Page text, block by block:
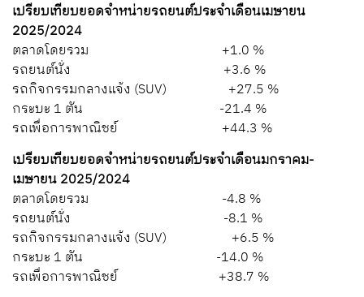
เปรียบเทียบยอดจำหน่ายรถยนต์ประจำเดือนเมษายน
2025/2024
ตลาดโดยรวม +1.0 %
รถยนต์นั่ง +3.6 %
รถกิจกรรมกลางแจ้ง (SUV) +27.5 %
กระบะ 1 ตัน -21.4 %
รถเพื่อการพาณิชย์ +44.3 %
เปรียบเทียบยอดจำหน่ายรถยนต์ประจำเดือนมกราคม-
เมษายน 2025/2024
ตลาดโดยรวม -4.8 %
รถยนต์นั่ง -8.1 %
รถกิจกรรมกลางแจ้ง (SUV) +6.5 %
กระบะ 1 ตัน -14.0 %
รถเพื่อการพาณิชย์ +38.7 %